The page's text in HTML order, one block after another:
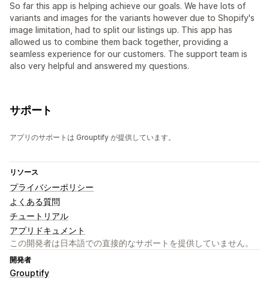
So far this app is helping achieve our goals. We have lots of
variants and images for the variants however due to Shopify's
image limitation, had to split our listings up. This app has
allowed us to combine them back together, providing a
seamless experience for our customers. The support team is
also very helpful and answered my questions.
サポート
アプリのサポートは Grouptify が提供しています。
リソース
プライバシーポリシー
よくある質問
チュートリアル
アプリドキュメント
この開発者は日本語での直接的なサポートを提供していません。
開発者
Grouptify